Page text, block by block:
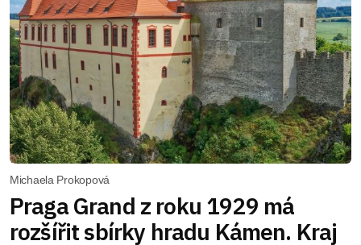
Michaela Prokopová
Praga Grand z roku 1929 má
rozšířit sbírky hradu Kámen. Kraj